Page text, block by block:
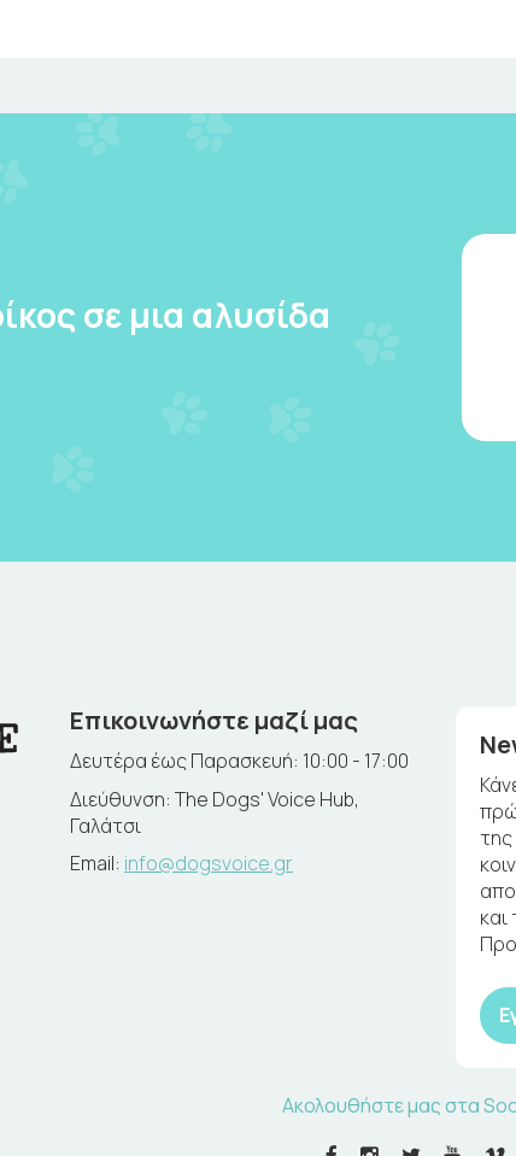
σε μια αλυσίδα
Επικοινωνήστε μαζί μας
Δευτέρα έως Παρασκευή: 10:00 - 17:00
Διεύθυνση: The Dogs' Voice Hub,
Γαλάτσι
Email: info@dogsvoice.gr
και
Ακολουθήστε μας στα